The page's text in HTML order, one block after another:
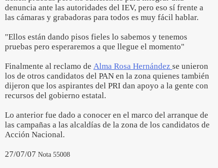
denuncia ante las autoridades del IEV, pero eso sí frente a
las cámaras y grabadoras para todos es muy fácil hablar.
"Ellos están dando pisos fieles lo sabemos y tenemos
pruebas pero esperaremos a que llegue el momento"
Finalmente al reclamo de Alma Rosa Hernández se unieron
los de otros candidatos del PAN en la zona quienes también
dijeron que los aspirantes del PRI dan apoyo a la gente con
recursos del gobierno estatal.
Lo anterior fue dado a conocer en el marco del arranque de
las campañas a las alcaldías de la zona de los candidatos de
Acción Nacional.
27/07/07 Nota 55008